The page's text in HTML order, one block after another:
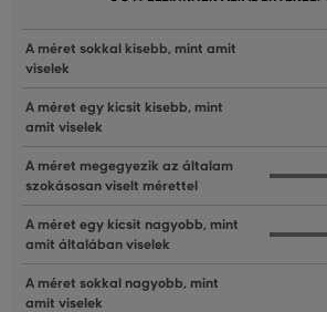
A méret sokkal kisebb, mint amit
viselek
A méret egy kicsit kisebb, mint
amit viselek
A méret megegyezik az általam
szokásosan viselt mérettel
A méret egy kicsit nagyobb, mint
amit általában viselek
A méret sokkal nagyobb, mint
amit viselek